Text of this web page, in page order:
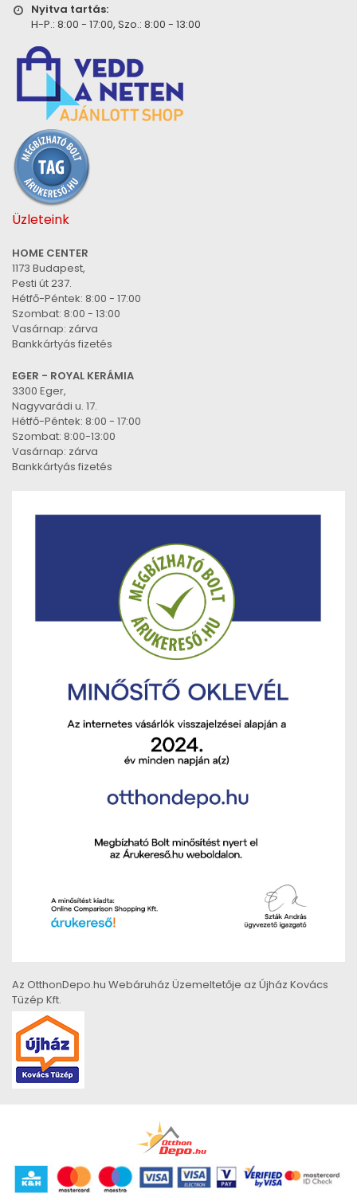
Nyitva tartás:
H-P.: 8:00 - 17:00, Szo.: 8:00 - 13:00
Üzleteink
HOME CENTER
1173 Budapest,
Pesti út 237.
Hétfő-Péntek: 8:00 - 17:00
Szombat: 8:00 - 13:00
Vasárnap: zárva
Bankkártyás fizetés
EGER - ROYAL KERÁMIA
3300 Eger,
Nagyvarádi u. 17.
Hétfő-Péntek: 8:00 - 17:00
Szombat: 8:00-13:00
Vasárnap: zárva
Bankkártyás fizetés
Az OtthonDepo.hu Webáruház Üzemeltetője az Újház Kovács
Tüzép Kft.